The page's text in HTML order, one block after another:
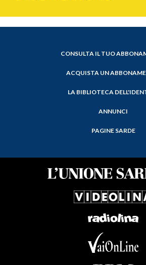
CONSULTA IL TUO
ACQUISTA UN
LA BIBLIOTECA
ANNUNCI
PAGINE SARDE